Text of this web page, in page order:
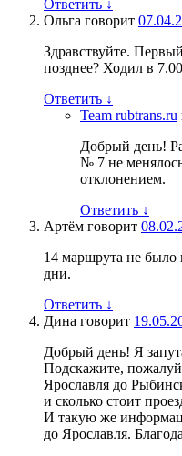
Ответить ↓
Ольга говорит
Здравствуйте.
позднее? Ходил в
Ответить ↓
Team rubtrans.ru
Добрый день!
№ 7 не
отклонением.
Ответить ↓
Артём говорит
14 маршрута не было
дни.
Ответить ↓
Дина говорит
Добрый день! Я
Подскажите,
Ярославля до
и сколько стоит
И такую же
до Ярославля.